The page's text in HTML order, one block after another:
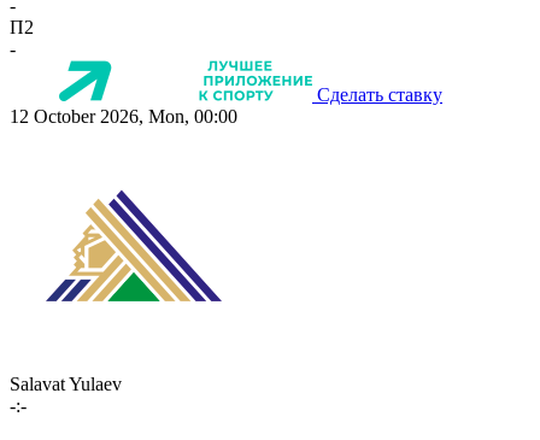
-
П2
-
Сделать ставку
12 October 2026, Mon, 00:00
Salavat Yulaev
-:-